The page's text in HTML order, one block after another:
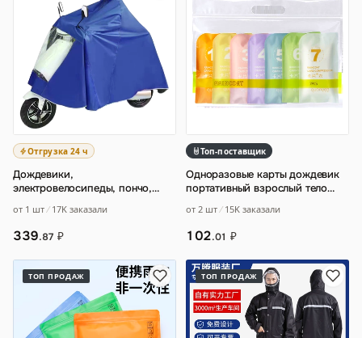
Отгрузка 24 ч
Дождевики,
электровелосипеды, пончо,
мотоциклы, двухместные
одном…
от 1 шт 17K заказали
339.87 ₽
Топ-поставщик
Одноразовые карты дождевик
портативный взрослый тело
от 2 шт 15K заказали
102.01 ₽
ТОП ПРОДАЖ ТОП ПРОДАЖ